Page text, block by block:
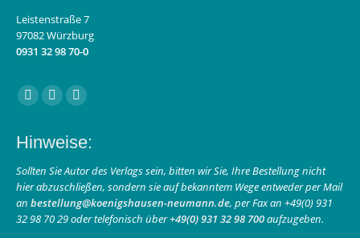
Leistenstraße 7
97082 Würzburg
0931 32 98 70-0
Finden Sie uns auf:
Facebook
opens
in
new
window
Instagram
opens
in
new
window
E-
page
opens
in
new
window
Hinweise:
Sollten Sie Autor des Verlags sein, bitten wir Sie, Ihre Bestellung nicht
hier abzuschließen, sondern sie auf bekanntem Wege entweder per Mail
an bestellung@koenigshausen-neumann.de, per Fax an +49(0) 931
32 98 70 29 oder telefonisch über+49(0) 931 32 98 700aufzugeben.